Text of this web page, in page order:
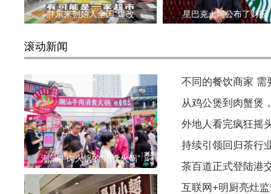
胖东来创始人全国“爆改 星巴克上周公布了财报
滚动新闻
潮汕牛肉火锅的“消食火锅”
不同的餐饮商家 需
从鸡公煲到肉蟹煲
外地人看完疯狂摇
持续引领回归茶行
茶百道正式登陆港
互联网+明厨亮灶